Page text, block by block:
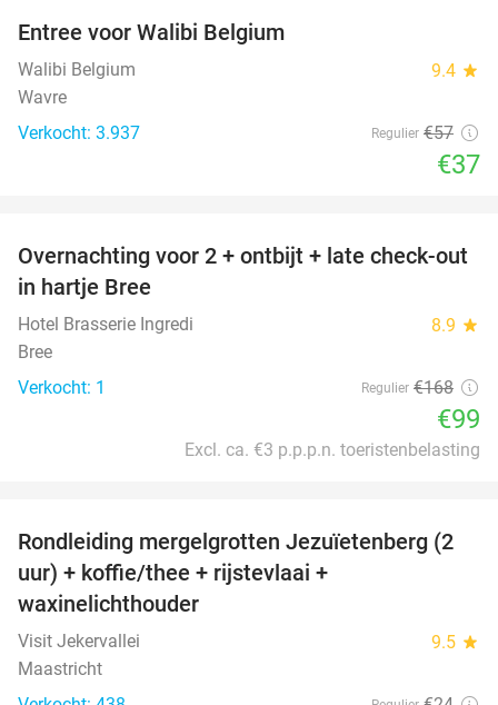
Entree voor Walibi Belgium
Walibi Belgium 9.4 star
Wavre
Verkocht: 3.937
Regulier €57
€37
41%
TODAY
Overnachting voor 2 + ontbijt + late check-out
in hartje Bree
Hotel Brasserie Ingredi 8.9 star
Bree
Verkocht: 1
Regulier €168
€99
Excl. ca. €3 p.p.p.n. toeristenbelasting
25%
Rondleiding mergelgrotten Jezuïetenberg (2
uur) + koffie/thee + rijstevlaai +
waxinelichthouder
Visit Jekervallei 9.5 star
Maastricht